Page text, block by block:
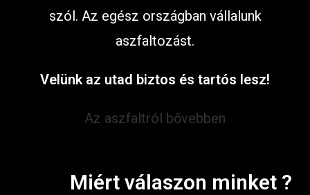
szól. Az egész országban vállalunk
aszfaltozást.
Velünk az utad biztos és tartós lesz!
Az aszfaltról bővebben
Miért válaszon minket ?